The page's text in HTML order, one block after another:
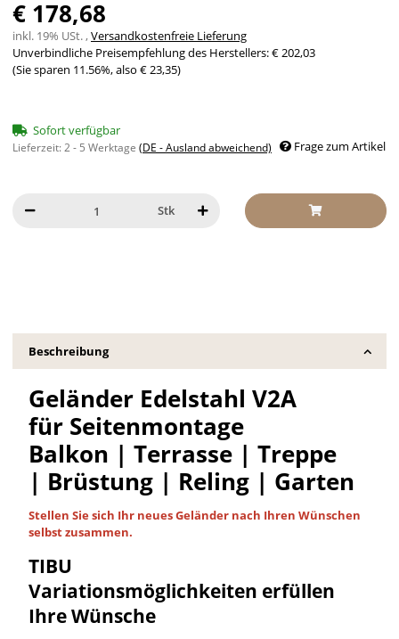
€ 178,68
inkl. 19% USt. ,Versandkostenfreie Lieferung
Unverbindliche Preisempfehlung des Herstellers:€ 202,03
(Sie sparen 11.56%, also € 23,35)
Sofort verfügbar
Lieferzeit:2 - 5 Werktage (DE - Ausland abweichend) Frage zum Artikel
Stk
Beschreibung
Geländer Edelstahl V2A
für Seitenmontage
Balkon | Terrasse | Treppe
| Brüstung | Reling | Garten
Stellen Sie sich Ihr neues Geländer nach Ihren Wünschen
selbstzusammen.
TIBU
Variationsmöglichkeiten erfüllen
Ihre Wünsche